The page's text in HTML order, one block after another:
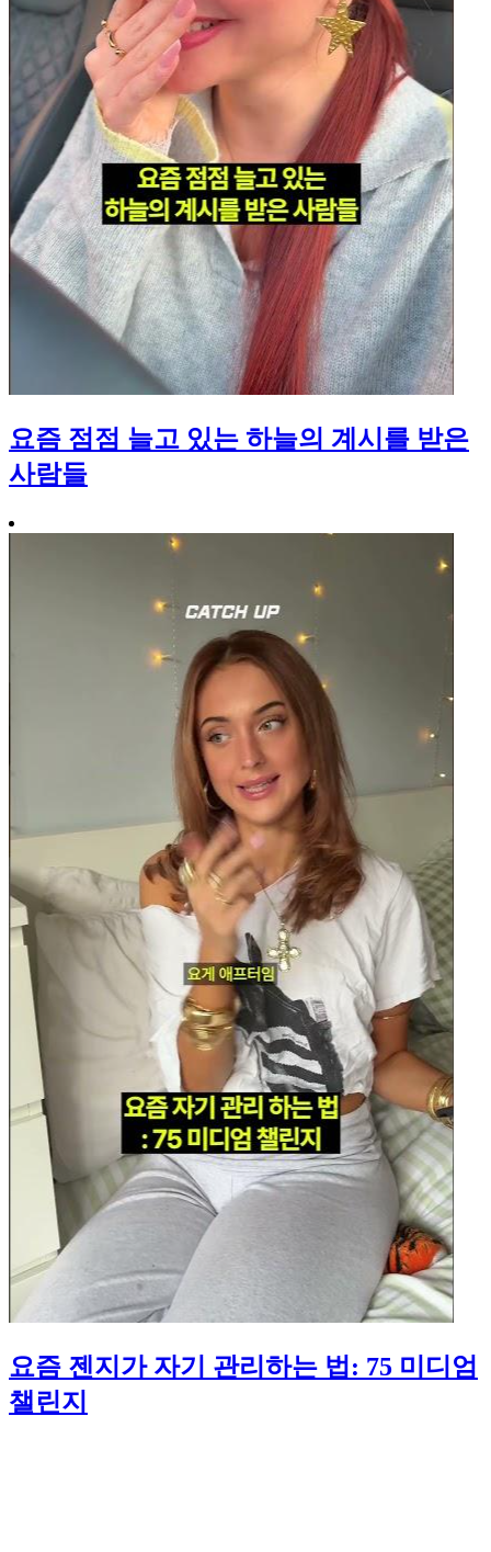
요즘 점점 늘고 있는 하늘의 계시를 받은
사람들
요즘 젠지가 자기 관리하는 법: 75 미디엄
챌린지